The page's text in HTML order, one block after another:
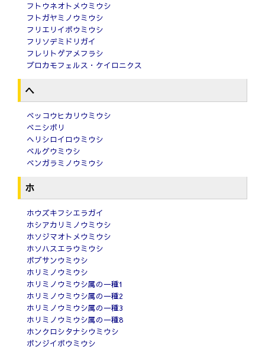
フトウネオトメウミウシ
フトガヤミノウミウシ
フリエリイボウミウシ
フリソデミドリガイ
フレリトゲアメフラシ
プロカモフェルス・ケイロニクス
ヘ
ベッコウヒカリウミウシ
ベニシボリ
ヘリシロイロウミウシ
ベルグウミウシ
ベンガラミノウミウシ
ホ
ホウズキフシエラガイ
ホシアカリミノウミウシ
ホソジマオトメウミウシ
ホソハスエラウミウシ
ボブサンウミウシ
ホリミノウミウシ
ホリミノウミウシ属の一種1
ホリミノウミウシ属の一種2
ホリミノウミウシ属の一種3
ホリミノウミウシ属の一種8
ホンクロシタナシウミウシ
ボンジイボウミウシ